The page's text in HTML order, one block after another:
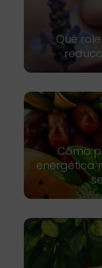
Qué
Cómo
energética